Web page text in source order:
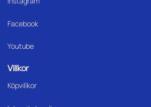
Facebook
Youtube
Villkor
Köpvillkor